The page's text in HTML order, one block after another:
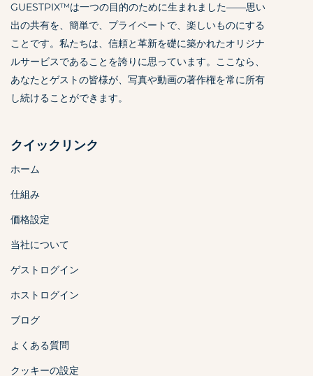
GUESTPIX™は一つの目的のために生まれました——思い
出の共有を、簡単で、プライベートで、楽しいものにする
ことです。私たちは、信頼と革新を礎に築かれたオリジナ
ルサービスであることを誇りに思っています。ここなら、
あなたとゲストの皆様が、写真や動画の著作権を常に所有
し続けることができます。
クイックリンク
ホーム
仕組み
価格設定
当社について
ゲストログイン
ホストログイン
ブログ
よくある質問
クッキーの設定